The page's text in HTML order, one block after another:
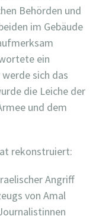
Behörden und
im Gebäude
ein
sich das
die Leiche der
und dem
rekonstruiert:
Angriff
von Amal